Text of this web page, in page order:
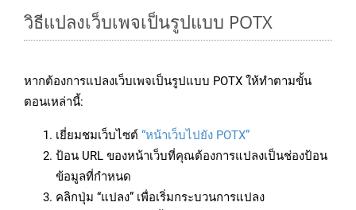
วิธีแปลงเว็บเพจเป็นรูปแบบ POTX
หากต้องการแปลงเว็บเพจเป็นรูปแบบ POTX ให้ทำตามขั้น
ตอนเหล่านี้:
เยี่ยมชมเว็บไซต์ “หน้าเว็บไปยัง POTX”
ป้อน URL ของหน้าเว็บที่คุณต้องการแปลงเป็นช่องป้อน
ข้อมูลที่กำหนด
คลิกปุ่ม “แปลง” เพื่อเริ่มกระบวนการแปลง